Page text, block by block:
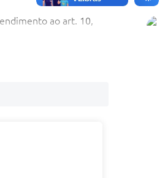
ao art. 10,
Municipal de